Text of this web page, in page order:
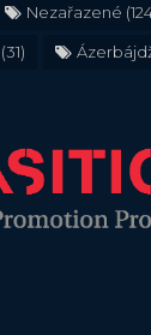
Nezařazené
(31)